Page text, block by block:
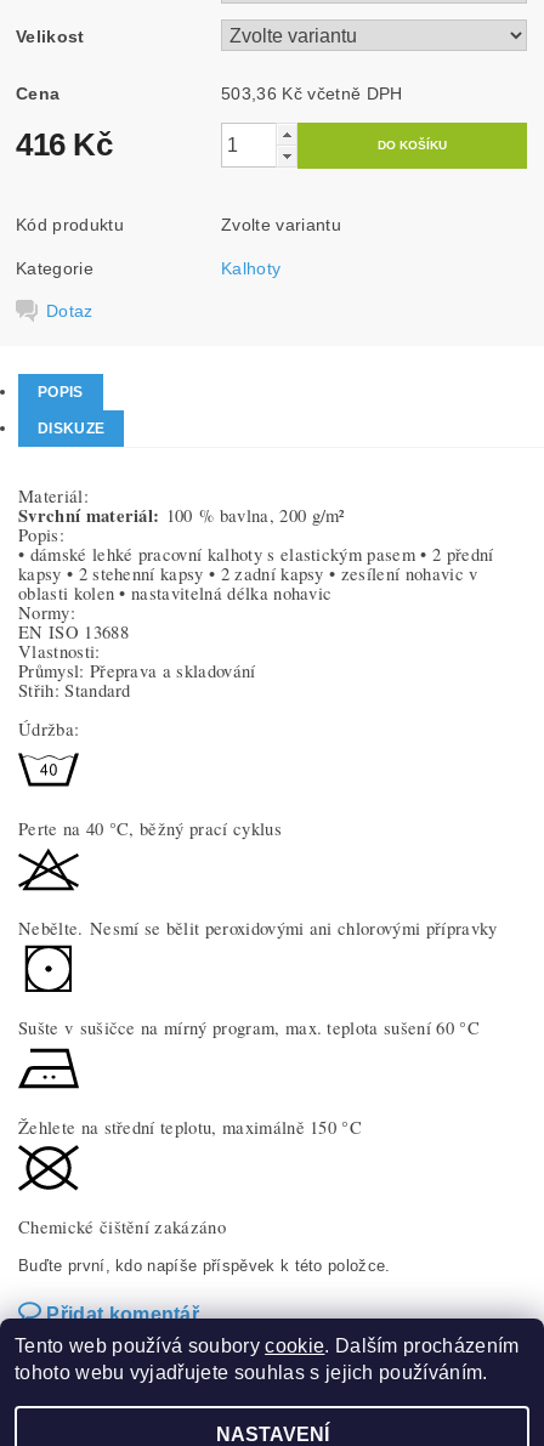
Velikost
Cena 503,36 Kč včetně DPH
416 Kč
Kód produktu Zvolte variantu
Kategorie Kalhoty
Dotaz
POPIS
DISKUZE
Materiál:
Svrchní materiál: 100 % bavlna, 200 g/m²
Popis:
• dámské lehké pracovní kalhoty s elastickým pasem • 2 přední
kapsy • 2 stehenní kapsy • 2 zadní kapsy • zesílení nohavic v
oblasti kolen • nastavitelná délka nohavic
Normy:
EN ISO 13688
Vlastnosti:
Průmysl: Přeprava a skladování
Střih: Standard
Údržba:
Perte na 40 °C, běžný prací cyklus
Nebělte. Nesmí se bělit peroxidovými ani chlorovými přípravky
Sušte v sušičce na mírný program, max. teplota sušení 60 °C
Žehlete na střední teplotu, maximálně 150 °C
Chemické čištění zakázáno
Buďte první, kdo napíše příspěvek k této položce.
Přidat komentář
Tento web používá souborycookie. Dalším procházením
tohoto webu vyjadřujete souhlas s jejich používáním.
NASTAVENÍ